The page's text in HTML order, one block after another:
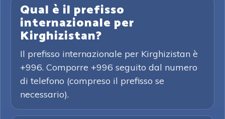
Qual è il prefisso
internazionale per
Kirghizistan?
Il prefisso internazionale per Kirghizistan è
+996. Comporre +996 seguito dal numero
di telefono (compreso il prefisso se
necessario).